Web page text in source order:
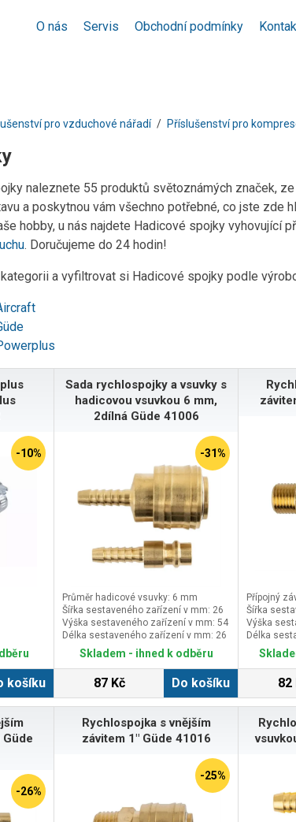
O nás Servis Obchodní podmínky
pro vzduchové nářadí Příslušenství pro
naleznete 55 produktů světoznámých značek,
a poskytnou vám všechno potřebné, co jste zde
hobby, u nás najdete Hadicové spojky vyhovující
. Doručujeme do 24 hodin!
a vyfiltrovat si Hadicové spojky podle
-10%
košíku
Sada rychlospojky a vsuvky s
hadicovou vsuvkou 6 mm,
2dílná Güde 41006
-31%
Průměr hadicové vsuvky: 6 mm
Šířka sestaveného zařízení v mm: 26
Výška sestaveného zařízení v mm: 54
Délka sestaveného zařízení v mm: 26
Skladem - ihned k odběru
87 Kč Do košíku
Přípojný
Šířka
Výška
Délka
82
-26%
Rychlospojka s vnějším
závitem 1" Güde 41016
-25%